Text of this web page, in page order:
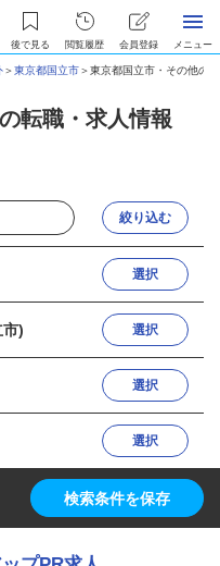
後で見る 閲覧履歴 会員登録 メニュー
＞東京都国立市＞東京都国立市・その他の
転職・求人情報
絞り込む
選択
) 選択
選択
選択
検索条件を保存